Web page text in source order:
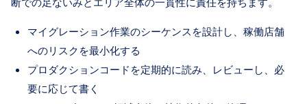
マイグレーション作業のシーケンスを設計し、稼働店舗
へのリスクを最小化する
プロダクションコードを定期的に読み、レビューし、必
要に応じて書く